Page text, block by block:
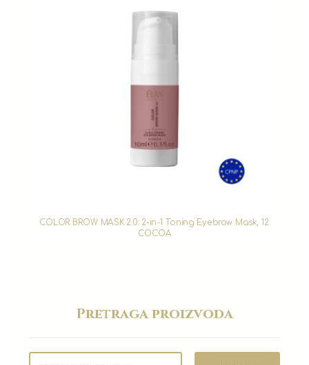
COLOR BROW MASK 2.0: 2-in-1 Toning Eyebrow Mask, 12
COCOA
Pretraga proizvoda